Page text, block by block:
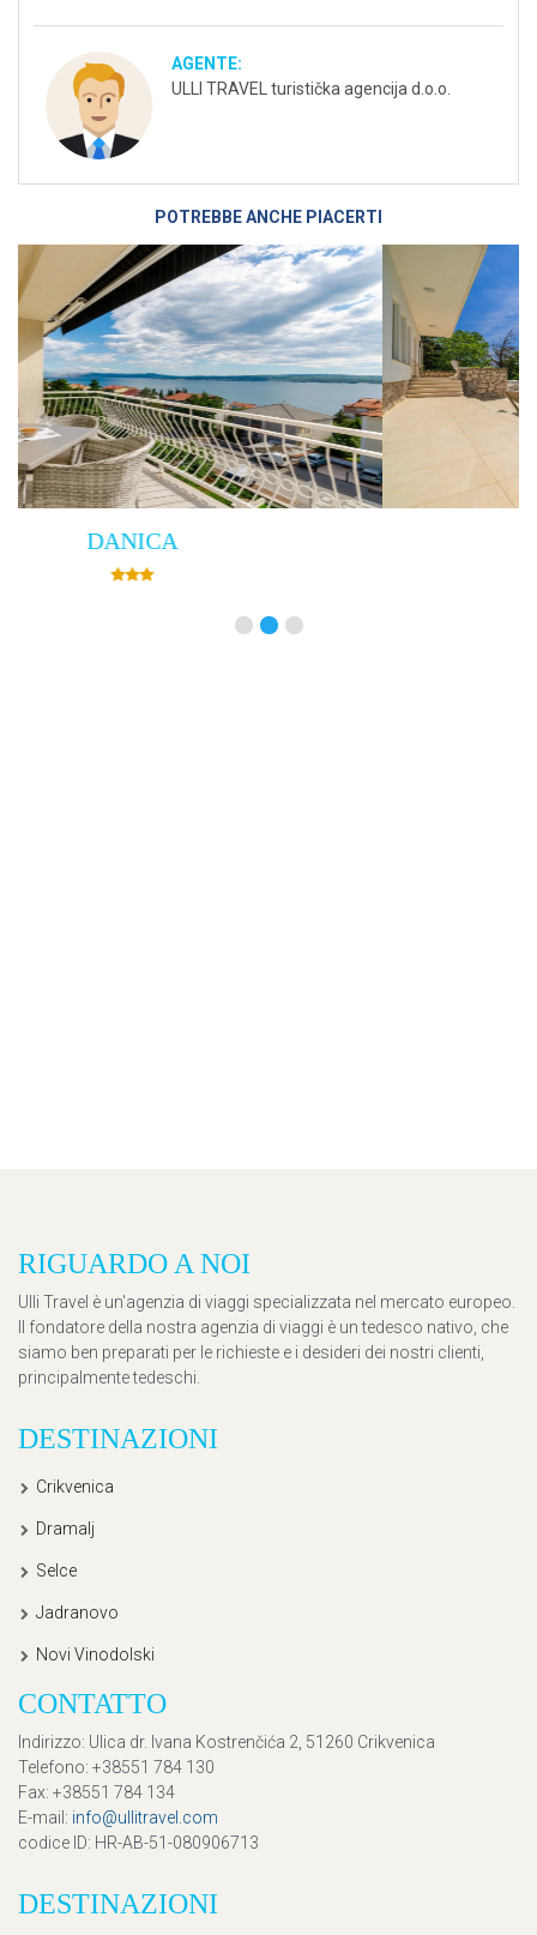
AGENTE:
ULLI TRAVEL turistička agencija d.o.o.
POTREBBE ANCHE PIACERTI
RIGUARDO A NOI
Ulli Travel è un'agenzia di viaggi specializzata nel mercato europeo.
Il fondatore della nostra agenzia di viaggi è un tedesco nativo, che
siamo ben preparati per le richieste e i desideri dei nostri clienti,
principalmente tedeschi.
DESTINAZIONI
Crikvenica
Dramalj
Selce
Jadranovo
Novi Vinodolski
CONTATTO
Indirizzo: Ulica dr. Ivana Kostrenčića 2, 51260 Crikvenica
Telefono: +38551 784 130
Fax: +38551 784 134
E-mail : info@ullitravel.com
codice ID: HR-AB-51-080906713
DESTINAZIONI